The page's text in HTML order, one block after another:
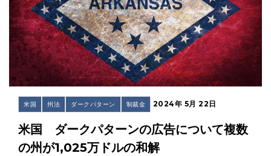
米国 州法 ダークパターン 制裁金 2024年 5月 22日
米国 ダークパターンの広告について複数
の州が1,025万ドルの和解